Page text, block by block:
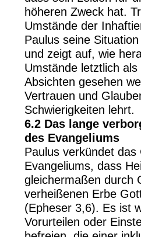
höheren Zweck hat.
Umstände der
Paulus seine
und zeigt auf, wie
Umstände letztlich
Absichten gesehen
Vertrauen und
Schwierigkeiten lehrt.
6.2 Das lange
des Evangeliums
Paulus verkündet das
Evangeliums, dass
gleichermaßen durch
verheißenen Erbe
(Epheser 3,6). Es ist
Vorurteilen oder